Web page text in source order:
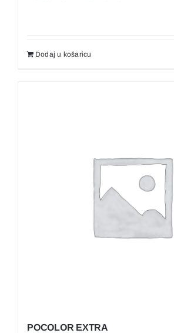
Dodaj u košaricu
POCOLOR EXTRA